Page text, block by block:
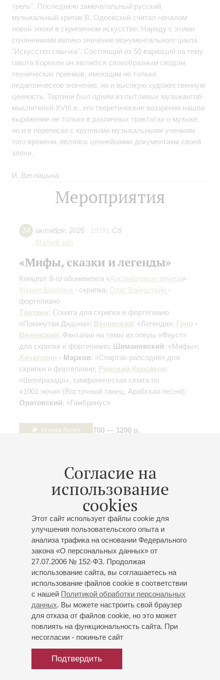
Согласие на
использование
cookies
Этот сайт использует файлы cookie для
улучшения пользовательского опыта и
анализа трафика на основании Федерального
закона «О персональных данных» от
27.07.2006 № 152-ФЗ. Продолжая
использование сайта, вы соглашаетесь на
использование файлов cookie в соответствии
с нашей Политикой обработки персональных
данных. Вы можете настроить свой браузер
для отказа от файлов cookie, но это может
повлиять на функциональность сайта. При
несогласии - покиньте сайт
Подтвердить
трель". Последнюю замечательный русский
музыкальный критик В. Одоевский считал началом
новой эпохи в скрипичном искусстве. Наряду с этими
сочинениями велико значение монументального цикла
"Искусство смычка". Состоящий из 50 вариаций на тему
гавота Корелли он является своеобразным сводом
технических приемов, имеющим не только
педагогическое значение, но и высокую художественную
ценность. Тартини был одним из пытливых музыкантов-
мыслителей XVIII в., его теоретические воззрения нашли
выражение не только в различных трактатах о музыке,
но и в переписке с крупными музыкальными учеными
того времени, являясь ценнейшими документами своей
эпохи.
И. Ветлицына
Мероприятия
24 октября, 2026 19:00, Сб
Малый зал
«Мифы, сказки и легенды»
Концерт 8-го абонемента «Ансамблевые вечера»
Мария Шалгина - скрипка; Олег Вайнштейн -
фортепиано
Тартини: Соната для скрипки и фортепиано
«Покинутая Дидона»; Венявский: «Легенда»; Гуно -
Венявский: Фантазия на темы из оперы «Фауст»
для скрипки и фортепиано; Шимановский: «Мифы»;
Хачатурян - Марков: «Спартак-рапсодия» для
скрипки и фортепиано; Римский-Корсаков:
«Шехеразада», симфоническая сюита по
«1001 ночи» (Восточный танец, Арабская песня);
Оратовский: «Гамбринус»
Купить билет 700 — 1200 р.
2026 19:00,Чт
Малый зал
Камерный оркестр
Концерт 10-го абонемента «Я люблю оркестр!
Художественный руководитель, скрипка -Григорий
Тадтаев
И.С. Бах : Концерт ля минор для скрипки с
оркестром, Концерт для скрипки, гобоя, струнных и
бассо континуо до минор(переложение для скрипки
и камерного оркестра); Тартини: Соната для скрипки
и фортепиано соль минор («Дьявольские трели»)
(переложение для скрипки с оркестром Ф.
Крейслера);Моцарт: Рондо для скрипки и камерного
оркестра до мажор, «Маленькая ночная серенада»